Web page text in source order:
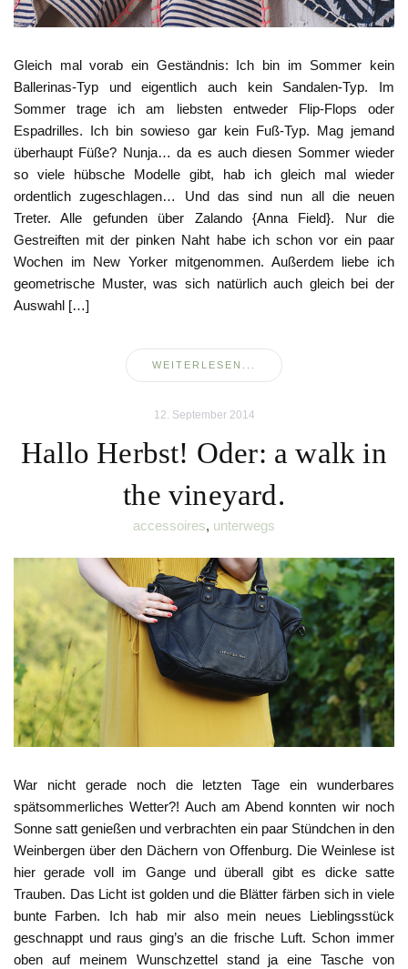
Gleich mal vorab ein Geständnis: Ich bin im Sommer kein
Ballerinas-Typ und eigentlich auch kein Sandalen-Typ. Im
Sommer trage ich am liebsten entweder Flip-Flops oder
Espadrilles. Ich bin sowieso gar kein Fuß-Typ. Mag jemand
überhaupt Füße? Nunja… da es auch diesen Sommer wieder
so viele hübsche Modelle gibt, hab ich gleich mal wieder
ordentlich zugeschlagen… Und das sind nun all die neuen
Treter. Alle gefunden über Zalando {Anna Field}. Nur die
Gestreiften mit der pinken Naht habe ich schon vor ein paar
Wochen im New Yorker mitgenommen. Außerdem liebe ich
geometrische Muster, was sich natürlich auch gleich bei der
Auswahl […]
WEITERLESEN...
12. September 2014
Hallo Herbst! Oder: a walk in
the vineyard.
accessoires, unterwegs
War nicht gerade noch die letzten Tage ein wunderbares
spätsommerliches Wetter?! Auch am Abend konnten wir noch
Sonne satt genießen und verbrachten ein paar Stündchen in den
Weinbergen über den Dächern von Offenburg. Die Weinlese ist
hier gerade voll im Gange und überall gibt es dicke satte
Trauben. Das Licht ist golden und die Blätter färben sich in viele
bunte Farben. Ich hab mir also mein neues Lieblingsstück
geschnappt und raus ging’s an die frische Luft. Schon immer
oben auf meinem Wunschzettel stand ja eine Tasche von